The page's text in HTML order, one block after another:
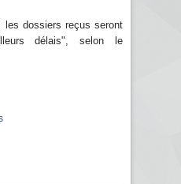
les dossiers reçus seront
délais", selon le